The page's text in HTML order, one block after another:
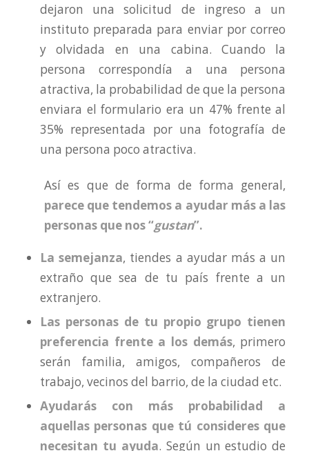
dejaron una solicitud de ingreso a un
instituto preparada para enviar por correo
y olvidada en una cabina. Cuando la
persona correspondía a una persona
atractiva, la probabilidad de que la persona
enviara el formulario era un 47% frente al
35% representada por una fotografía de
una persona poco atractiva.
Así es que de forma de forma general,
parece que tendemos a ayudar más a las
personas que nos “gustan”.
La semejanza, tiendes a ayudar más a un
extraño que sea de tu país frente a un
extranjero.
Las personas de tu propio grupo tienen
preferencia frente a los demás, primero
serán familia, amigos, compañeros de
trabajo, vecinos del barrio, de la ciudad etc.
Ayudarás con más probabilidad a
aquellas personas que tú consideres que
necesitan tu ayuda. Según un estudio de